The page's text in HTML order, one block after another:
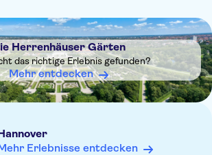
bequeme Kleidung zu tragen
und ein kleiner Snack
Gärten
Herrenhäuser Gärten
das richtige Erlebnis gefunden?
Mehr entdecken
Erlebnisse entdecken